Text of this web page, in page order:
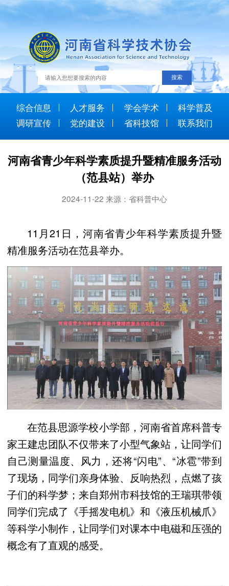
综合信息 人才服务 学会学术
科学普及
调研宣传
党的建设 省科技馆 联系我们
河南省青少年科学素质提升暨精准服务活动
（范县站）举办
2024-11-22 来源：省科普中心
11月21日，河南省青少年科学素质提升暨
精准服务活动在范县举办。
在范县思源学校小学部，河南省首席科普专
家王建忠团队不仅带来了小型气象站，让同学们
自己测量温度、风力，还将“闪电”、“冰雹”带到
了现场，同学们亲身体验、反响热烈，点燃了孩
子们的科学梦；来自郑州市科技馆的王瑞琪带领
同学们完成了《手摇发电机》和《液压机械爪》
等科学小制作，让同学们对课本中电磁和压强的
概念有了直观的感受。